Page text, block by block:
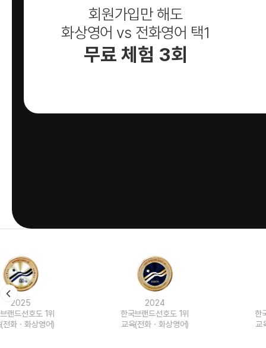
회원가입만 해도
화상영어 vs 전화영어 택1
무료 체험 3회
한국브랜드선호도 1위
교육(전화ㆍ화상영어)
한국브랜드선호도 1위
교육(전화ㆍ화상영어)